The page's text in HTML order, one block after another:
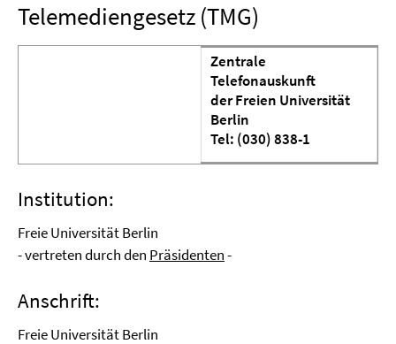
Telemediengesetz (TMG)
Zentrale
Telefonauskunft
der Freien Universität
Berlin
Tel: (030) 838-1
Institution:
Freie Universität Berlin
- vertreten durch den Präsidenten-
Anschrift:
Freie Universität Berlin